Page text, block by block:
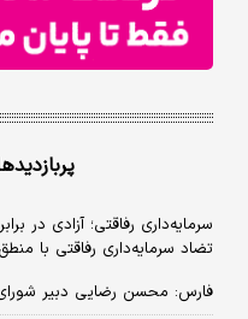
سرمایه‌داری رفاقتی؛ آزادی در
تضاد سرمایه‌داری رفاقتی با منطق
فارس: محسن رضایی دبیر